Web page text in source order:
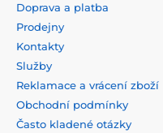
Doprava a platba
Prodejny
Kontakty
Služby
Reklamace a vrácení zboží
Obchodní podmínky
Často kladené otázky